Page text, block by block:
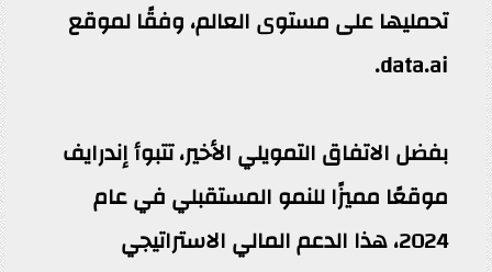
تحمليها على مستوى العالم، وفقًا لموقع
data.ai.
بفضل الاتفاق التمويلي الأخير، تتبوأ إندرايف
موقعًا مميزًا للنمو المستقبلي في عام
2024، هذا الدعم المالي الاستراتيجي